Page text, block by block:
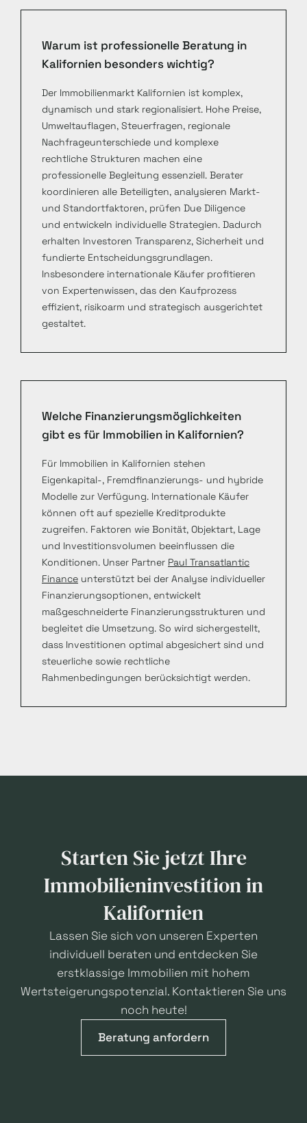
Warum ist professionelle Beratung in
Kalifornien besonders wichtig?
Der Immobilienmarkt Kalifornien ist komplex,
dynamisch und stark regionalisiert. Hohe Preise,
Umweltauflagen, Steuerfragen, regionale
Nachfrageunterschiede und komplexe
rechtliche Strukturen machen eine
professionelle Begleitung essenziell. Berater
koordinieren alle Beteiligten, analysieren Markt-
und Standortfaktoren, prüfen Due Diligence
und entwickeln individuelle Strategien. Dadurch
erhalten Investoren Transparenz, Sicherheit und
fundierte Entscheidungsgrundlagen.
Insbesondere internationale Käufer profitieren
von Expertenwissen, das den Kaufprozess
effizient, risikoarm und strategisch ausgerichtet
gestaltet.
Welche Finanzierungsmöglichkeiten
gibt es für Immobilien in Kalifornien?
Für Immobilien in Kalifornien stehen
Eigenkapital-, Fremdfinanzierungs- und hybride
Modelle zur Verfügung. Internationale Käufer
können oft auf spezielle Kreditprodukte
zugreifen. Faktoren wie Bonität, Objektart, Lage
und Investitionsvolumen beeinflussen die
Konditionen. Unser Partner Paul Transatlantic
Finance unterstützt bei der Analyse individueller
Finanzierungsoptionen, entwickelt
maßgeschneiderte Finanzierungsstrukturen und
begleitet die Umsetzung. So wird sichergestellt,
dass Investitionen optimal abgesichert sind und
steuerliche sowie rechtliche
Rahmenbedingungen berücksichtigt werden.
Starten Sie jetzt Ihre
Immobilieninvestition in
Kalifornien
Lassen Sie sich von unseren Experten
individuell beraten und entdecken Sie
erstklassige Immobilien mit hohem
Wertsteigerungspotenzial. Kontaktieren Sie uns
noch heute!
Beratung anfordern